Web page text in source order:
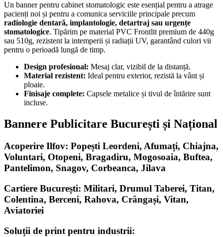
Un banner pentru cabinet stomatologic este esențial pentru a atrage
pacienți noi și pentru a comunica serviciile principale precum
radiologie dentară, implantologie, detartraj sau urgențe
stomatologice. Tipărim pe material PVC Frontlit premium de 440g
sau 510g, rezistent la intemperii și radiații UV, garantând culori vii
pentru o perioadă lungă de timp.
Design profesional: Mesaj clar, vizibil de la distanță.
Material rezistent: Ideal pentru exterior, rezistă la vânt și
ploaie.
Finisaje complete: Capsele metalice și tivul de întărire sunt
incluse.
Bannere Publicitare București și Național
Acoperire Ilfov: Popești Leordeni, Afumați, Chiajna,
Voluntari, Otopeni, Bragadiru, Mogosoaia, Buftea,
Pantelimon, Snagov, Corbeanca, Jilava
Cartiere București: Militari, Drumul Taberei, Titan,
Colentina, Berceni, Rahova, Crângași, Vitan,
Aviatoriei
Soluții de print pentru industrii: